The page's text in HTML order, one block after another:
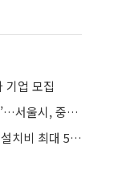
기업 모집
수출 중소기업 법인세 ‘분할 납부·기한 연장’…서울시, 중소기업 세 부담 완화
서울시, 전기차 충전기 '사각지대' 없앤다⋯설치비 최대 50% 직접 지원